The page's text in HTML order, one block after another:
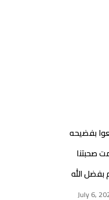
بفضيحه
صحبتنا
بفضل الله